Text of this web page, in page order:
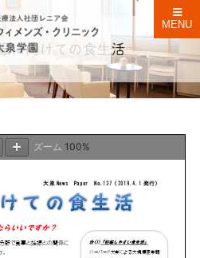
MENU
向けての食生活
ズーム 100%